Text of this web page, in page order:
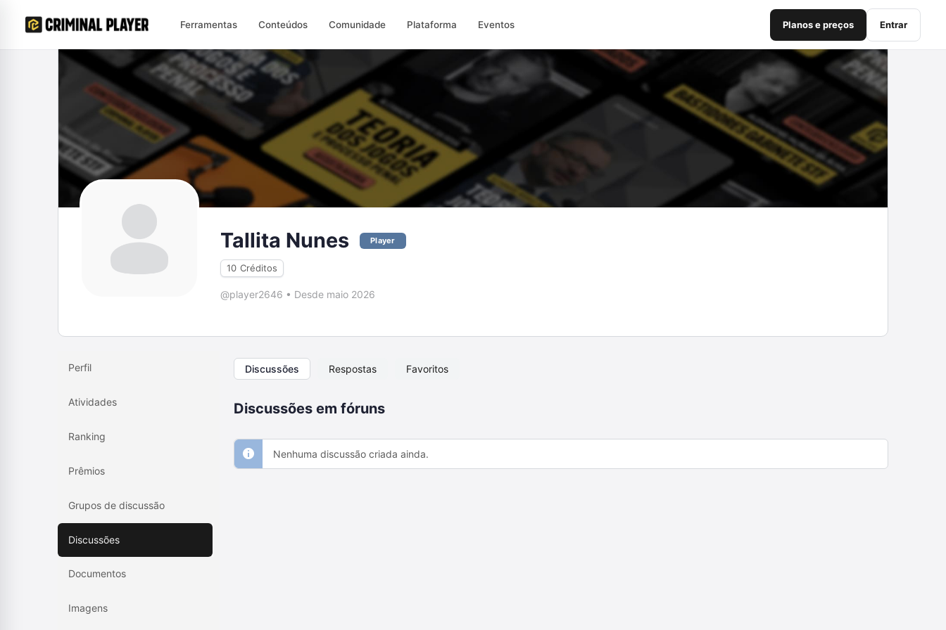
Ferramentas Conteúdos Comunidade Plataforma Eventos Planos e preços Entrar
Tallita Nunes Player
10 Créditos
@player2646 • Desde maio 2026
Perfil
Atividades
Ranking
Prêmios
Grupos de discussão
Discussões
Documentos
Imagens
Discussões Respostas Favoritos
Discussões em fóruns
Nenhuma discussão criada ainda.